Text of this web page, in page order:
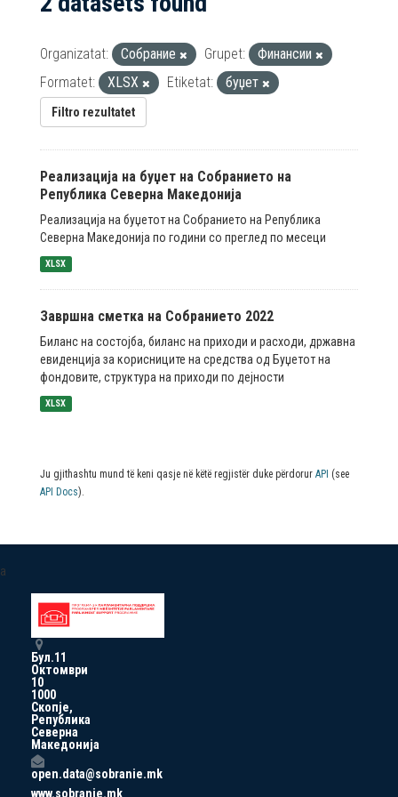
Organizatat: Собрание Grupet:
Финансии
Formatet:
XLSX Etiketat: буџет
Filtro rezultatet
Реализација на буџет на Собранието на
Република Северна Македонија
Реализација на буџетот на Собранието на Република
Северна Македонија по години со преглед по месеци
XLSX
Завршна сметка на Собранието 2022
Биланс на состојба, биланс на приходи и расходи, државна
евиденција за корисниците на средства од Буџетот на
фондовите, структура на приходи по дејности
XLSX
Ju gjithashtu mund të keni qasje në këtë regjistër duke përdorur API (see
API Docs).
a
Бул.11
Октомври
10
1000
Скопје,
Република
Северна
Македонија
open.data@sobranie.mk
www.sobranie.mk